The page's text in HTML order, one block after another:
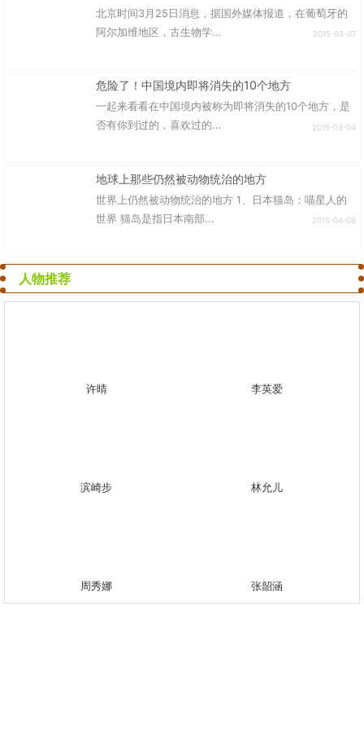
北京时间3月25日消息，据国外媒体报道，在葡萄牙的
阿尔加维地区，古生物学...
2015-04-07
危险了！中国境内即将消失的10个地方
一起来看看在中国境内被称为即将消失的10个地方，是
否有你到过的，喜欢过的...
2015-03-04
地球上那些仍然被动物统治的地方
世界上仍然被动物统治的地方 1、日本猫岛：喵星人的
世界 猫岛是指日本南部...
2015-04-08
人物推荐
许晴 李英爱
滨崎步 林允儿
周秀娜 张韶涵